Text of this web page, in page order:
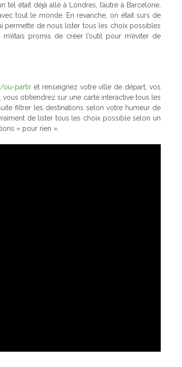
était déjà allé à Londres, l’autre à Barcelone,
tout le monde. En revanche, on était surs de
permette de nous lister tous les choix possibles
promis de créer l’outil pour m’éviter de
ou-partir et renseignez votre ville de départ, vos
obtiendrez sur une carte interactive tous les
filtrer les destinations selon votre humeur de
de lister tous les choix possible selon un
« pour rien ».